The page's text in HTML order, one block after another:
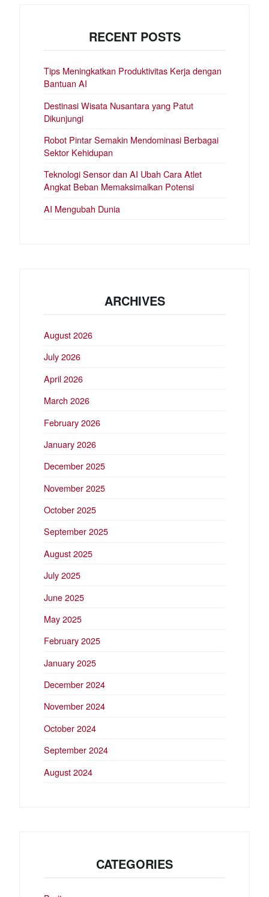
RECENT POSTS
Tips Meningkatkan Produktivitas Kerja dengan
Bantuan AI
Destinasi Wisata Nusantara yang Patut
Dikunjungi
Robot Pintar Semakin Mendominasi Berbagai
Sektor Kehidupan
Teknologi Sensor dan AI Ubah Cara Atlet
Angkat Beban Memaksimalkan Potensi
AI Mengubah Dunia
ARCHIVES
August 2026
July 2026
April 2026
March 2026
February 2026
January 2026
December 2025
November 2025
October 2025
September 2025
August 2025
July 2025
June 2025
May 2025
February 2025
January 2025
December 2024
November 2024
October 2024
September 2024
August 2024
CATEGORIES